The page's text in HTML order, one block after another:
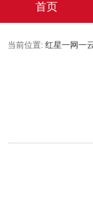
首页
当前位置: 红星一网一